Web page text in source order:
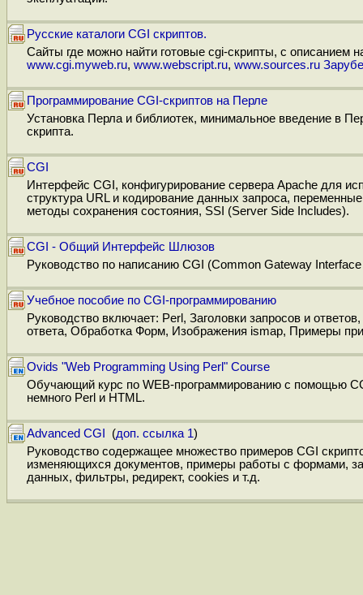
Русские каталоги CGI скриптов.
Сайты где можно найти готовые cgi-скрипты, с описанием
www.cgi.myweb.ru, www.webscript.ru, www.sources.ru
Программирование CGI-скриптов на Перле
Установка Перла и библиотек, минимальное введение в
скрипта.
CGI
Интерфейс CGI, конфигурирование сервера Apache для
структура URL и кодирование данных запроса,
методы сохранения состояния, SSI (Server Side Includes).
CGI - Общий Интерфейс Шлюзов
Руководство по написанию CGI (Common Gateway Interface
Учебное пособие по CGI-программированию
Руководство включает: Perl, Заголовки запросов и
ответа, Обработка Форм, Изображения ismap, Примеры
Ovids "Web Programming Using Perl" Course
Обучающий курс по WEB-программированию с помощью
немного Perl и HTML.
Advanced CGI (доп. ссылка 1)
Руководство содержащее множество примеров CGI
изменяющихся документов, примеры работы с формами,
данных, фильтры, редирект, cookies и т.д.